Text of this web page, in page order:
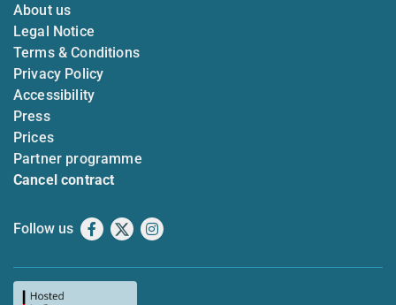
About us
Legal Notice
Terms & Conditions
Privacy Policy
Accessibility
Press
Prices
Partner programme
Cancel contract
Follow us Facebook
X Instagram